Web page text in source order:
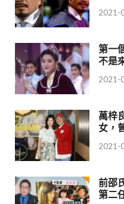
2021-
第一
不是
2021-
萬梓
女，
2021-
前邵
第二